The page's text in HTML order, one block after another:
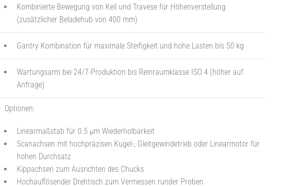
Kombinierte Bewegung von Keil und Travese für Höhenverstellung
(zusätzlicher Beladehub von 400 mm)
Gantry Kombination für maximale Steifigkeit und hohe Lasten bis 50 kg
Wartungsarm bei 24/7-Produktion bis Reinraumklasse ISO 4 (höher auf
Anfrage)
Optionen:
Linearmaßstab für 0.5 µm Wiederholbarkeit
Scanachsen mit hochpräzisen Kugel-, Gleitgewindetrieb oder Linearmotor für
hohen Durchsatz
Kippachsen zum Ausrichten des Chucks
Hochauflösender Drehtisch zum Vermessen runder Proben